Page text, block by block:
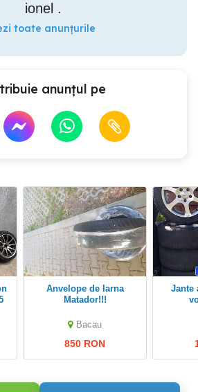
ionel .
toate anunțurile
anunțul pe
Anvelope de Iarna
Matador!!!
Bacau
850 RON
jante aliaj opel audi